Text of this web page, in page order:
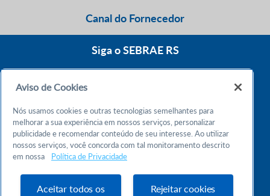
Canal do Fornecedor
Siga o SEBRAE RS
Atendimento 24h
Chame no WhatsApp
Atendimento das 9h às 18h
Aviso de Cookies
Nós usamos cookies e outras tecnologias semelhantes para
melhorar a sua experiência em nossos serviços, personalizar
publicidade e recomendar conteúdo de seu interesse. Ao utilizar
nossos serviços, você concorda com tal monitoramento descrito
em nossa
Política de Privacidade
Aceitar todos os Rejeitar cookies